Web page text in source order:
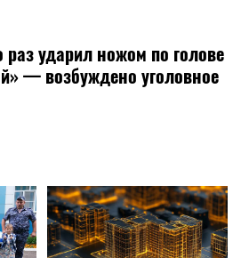
раз ударил ножом по голове
— возбуждено уголовное